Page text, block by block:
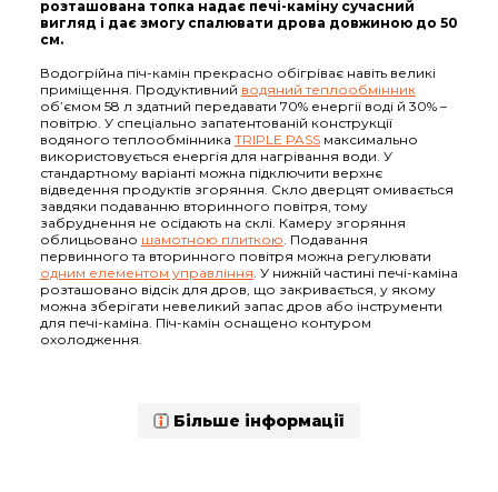
розташована топка надає печі-каміну сучасний
вигляд і дає змогу спалювати дрова довжиною до 50
см.
Водогрійна піч-камін прекрасно обігріває навіть великі
приміщення. Продуктивний водяний теплообмінник
об’ємом 58 л здатний передавати 70% енергії воді й 30% –
повітрю. У спеціально запатентованій конструкції
водяного теплообмінника TRIPLE PASSмаксимально
використовується енергія для нагрівання води. У
стандартному варіанті можна підключити верхнє
відведення продуктів згоряння. Скло дверцят омивається
завдяки подаванню вторинного повітря, тому
забруднення не осідають на склі. Камеру згоряння
облицьовано шамотною плиткою . Подавання
первинного та вторинного повітря можна регулювати
одним елементом управління . У нижній частині печі-каміна
розташовано відсік для дров, що закривається, у якому
можна зберігати невеликий запас дров або інструменти
для печі-каміна. Піч-камін оснащено контуром
охолодження.
Більше інформації